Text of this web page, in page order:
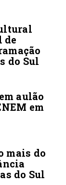
de
do Sul
aulão
em
mais do
do Sul